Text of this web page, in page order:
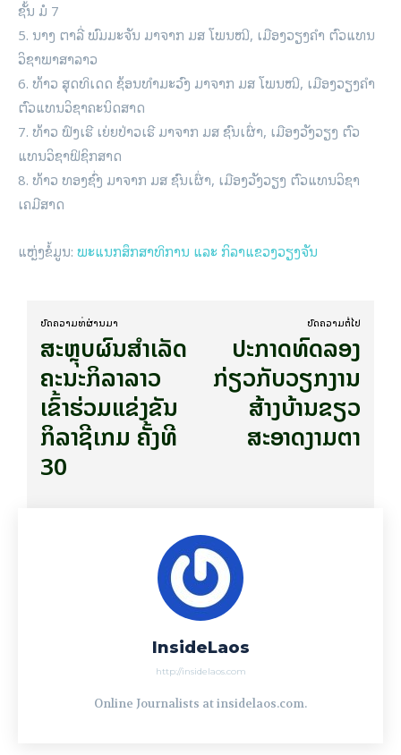
ຊັ້ນ ມໍ 7
5. ນາງ ຕາລີ່ ພົມມະຈັນ ມາຈາກ ມສ ໂພນໝີ, ເມືອງວຽງຄຳ ຕົວແທນ
ວິຊາພາສາລາວ
6. ທ້າວ ສຸດທິເດດ ຊ້ອນທຳມະວົງ ມາຈາກ ມສ ໂພນໝີ, ເມືອງວຽງຄຳ
ຕົວແທນວິຊາຄະນິດສາດ
7. ທ້າວ ຟົງເຮີ ເຍ່ຍປ່າວເຮີ ມາຈາກ ມສ ຊົນເຜົ່າ, ເມືອງວັງວຽງ ຕົວ
ແທນວິຊາຟິຊິກສາດ
8. ທ້າວ ທອງຊົ່ງ ມາຈາກ ມສ ຊົນເຜົ່າ, ເມືອງວັງວຽງ ຕົວແທນວິຊາ
ເຄມີສາດ
ແຫຼ່ງຂໍ້ມູນ: ພະແນກສຶກສາທິການ ແລະ ກິລາແຂວງວຽງຈັນ
ບົດ​ຄວາມ​ທີ່​ຜ່ານ​ມາ
ສະຫຼຸບຜົນສຳເລັດ
ຄະນະກິລາລາວ
ເຂົ້າຮ່ວມແຂ່ງຂັນ
ກິລາຊີເກມ ຄັ້ງທີ
30
ບົດ​ຄວາມ​ຕໍ່​ໄປ
ປະກາດທົດລອງ
ກ່ຽວກັບວຽກງານ
ສ້າງບ້ານຂຽວ
ສະອາດງາມຕາ
InsideLaos
http://insidelaos.com
Online Journalists at insidelaos.com.